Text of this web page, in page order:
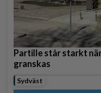
Partille står starkt
granskas
Sydväst